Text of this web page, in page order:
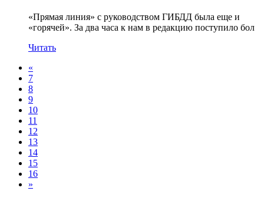
«Прямая линия» с руководством ГИБДД была еще и
«горячей». За два часа к нам в редакцию поступило бол
Читать
«
7
8
9
10
11
12
13
14
15
16
»